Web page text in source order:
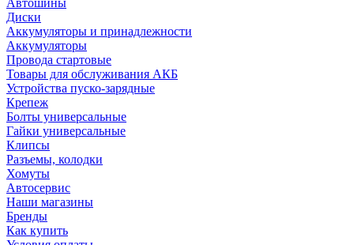
Автошины
Диски
Аккумуляторы и принадлежности
Аккумуляторы
Провода стартовые
Товары для обслуживания АКБ
Устройства пуско-зарядные
Крепеж
Болты универсальные
Гайки универсальные
Клипсы
Разъемы, колодки
Хомуты
Автосервис
Наши магазины
Бренды
Как купить